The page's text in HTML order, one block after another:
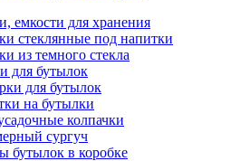
емкости для хранения
стеклянные под напитки
из темного стекла
для бутылок
для бутылок
на бутылки
колпачки
сургуч
бутылок в коробке